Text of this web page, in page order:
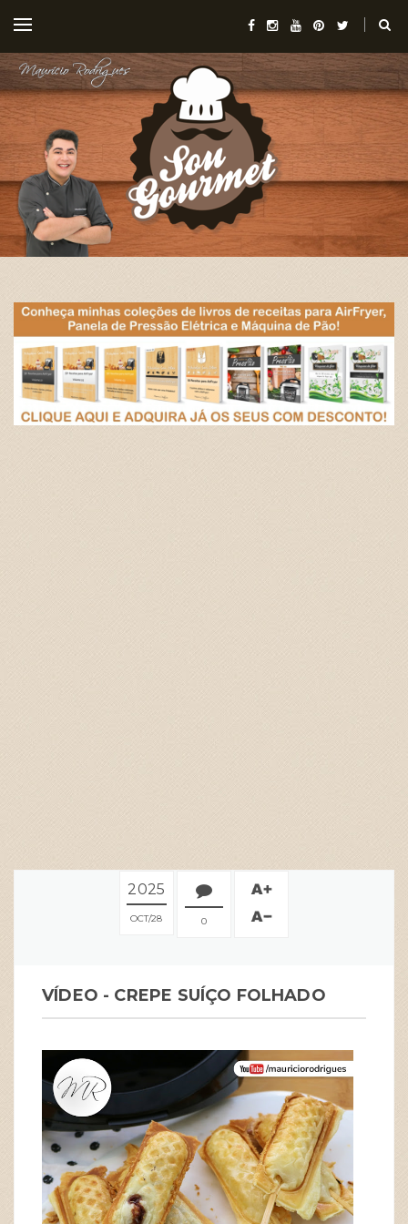
2025
OCT 28 0
VÍDEO - CREPE SUÍÇO FOLHADO